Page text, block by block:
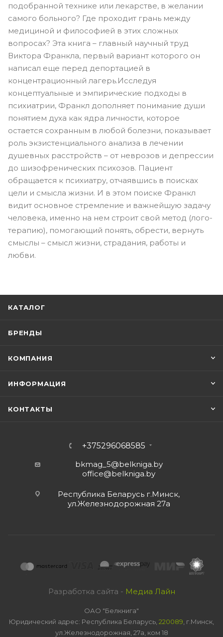
подобранной технике или лекарстве, в желании
самого больного? Где проходит грань между
медициной и философией в этих сложных
вопросах? Эта книга – главный научный труд
Виктора Франкла, первый вариант которого он
написал еще перед депортацией в
концентрационный лагерь.Исследуя
концептуальные и эмпирические подходы в
психиатрии, Франкл дополняет понимание души
понятием духа как ядра личности, которое
остается сохранным в любой болезни, показывает
роль экзистенциального анализа в лечении
душевных расстройств – от неврозов и депрессии
до шизофренических психозов. Пациент
обращается к психиатру, отчаявшись в поисках
цели и смысла жизни. И в этом поиске Франкл
видит основное стремление и важнейшую задачу
человека, именно на нем строит свой метод (лого­
терапию), помогающий понять, обрести, вернуть
смыслы – смысл жизни, страдания, работы и
любви.
КАТАЛОГ
БРЕНДЫ
КОМПАНИЯ
ИНФОРМАЦИЯ
КОНТАКТЫ
+375296068585
bkmag_5@belkniga.by
office@belkniga.by
Республика Беларусь г.Минск,
ул.Железнодорожная 27а
Разработка сайта - Медиа Лайн
ОАО "Белкнига"
Юридический адрес: Республика Беларусь, 220089 , г.Минск,
ул.Железнодорожная, 27а, ком 18